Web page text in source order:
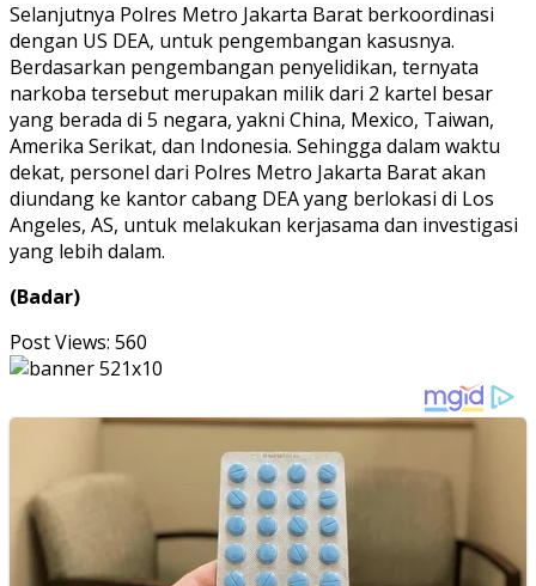
Selanjutnya Polres Metro Jakarta Barat berkoordinasi
dengan US DEA, untuk pengembangan kasusnya.
Berdasarkan pengembangan penyelidikan, ternyata
narkoba tersebut merupakan milik dari 2 kartel besar
yang berada di 5 negara, yakni China, Mexico, Taiwan,
Amerika Serikat, dan Indonesia. Sehingga dalam waktu
dekat, personel dari Polres Metro Jakarta Barat akan
diundang ke kantor cabang DEA yang berlokasi di Los
Angeles, AS, untuk melakukan kerjasama dan investigasi
yang lebih dalam.
(Badar)
Post Views: 560